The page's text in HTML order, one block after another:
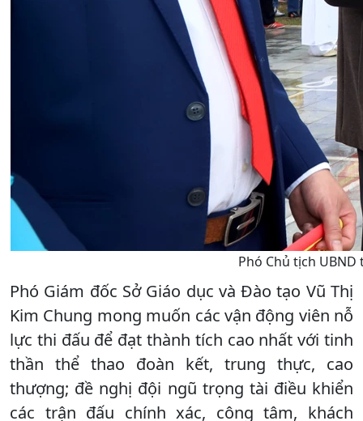
Phó Chủ tịch
Phó Giám đốc Sở Giáo dục và Đào tạo Vũ Thị
Kim Chung mong muốn các vận động viên nỗ
lực thi đấu để đạt thành tích cao nhất với tinh
thần thể thao đoàn kết, trung thực, cao
thượng; đề nghị đội ngũ trọng tài điều khiển
các trận đấu chính xác, công tâm, khách